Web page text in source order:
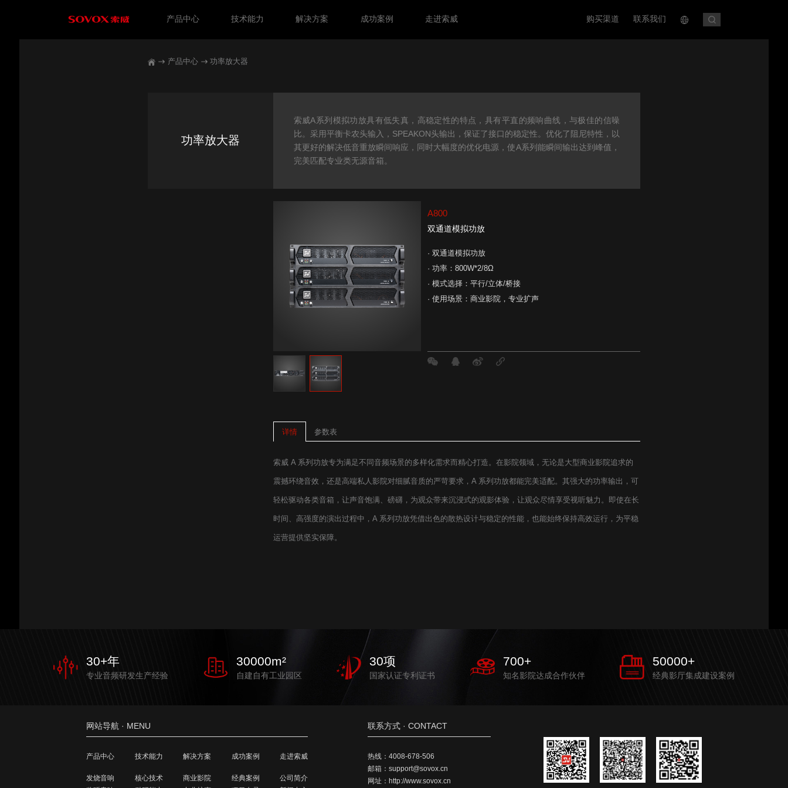
产品中心 技术能力 解决方案 成功案例 走进索威 购买渠道 联系我们
产品中心 功率放大器
功率放大器
索威A系列模拟功放具有低失真，高稳定性的特点，具有平直的频响曲线，与极佳的信噪
比。采用平衡卡农头输入，SPEAKON头输出，保证了接口的稳定性。优化了阻尼特性，以
其更好的解决低音重放瞬间响应，同时大幅度的优化电源，使A系列能瞬间输出达到峰值，
完美匹配专业类无源音箱。
A800
双通道模拟功放
· 双通道模拟功放
· 功率：800W*2/8Ω
· 模式选择：平行/立体/桥接
· 使用场景：商业影院，专业扩声
详情 参数表
索威 A 系列功放专为满足不同音频场景的多样化需求而精心打造。在影院领域，无论是大型商业影院追求的
震撼环绕音效，还是高端私人影院对细腻音质的严苛要求，A 系列功放都能完美适配。其强大的功率输出，可
轻松驱动各类音箱，让声音饱满、磅礴，为观众带来沉浸式的观影体验，让观众尽情享受视听魅力。即使在长
时间、高强度的演出过程中，A 系列功放凭借出色的散热设计与稳定的性能，也能始终保持高效运行，为平稳
运营提供坚实保障。
30+年
专业音频研发生产经验
30000m²
自建自有工业园区
30项
国家认证专利证书
700+
知名影院达成合作伙伴
50000+
经典影厅集成建设案例
网站导航 · MENU
产品中心
发烧音响
技术能力
核心技术
解决方案
商业影院
成功案例
经典案例
走进索威
公司简介
联系方式 · CONTACT
热线： 4008-678-506
邮箱： support@sovox.cn
网址： http://www.sovox.cn